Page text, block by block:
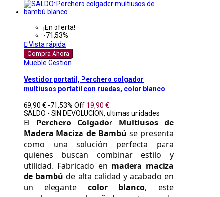
¡En oferta!
-71,53%
 Vista rápida
Compra Ahora
Mueble Gestion
Vestidor portatil, Perchero colgador
multiusos portatil con ruedas, color blanco
69,90 € -71,53% Off 19,90 €
SALDO - SIN DEVOLUCION, ultimas unidades
El Perchero Colgador Multiusos de
Madera Maciza de Bambú se presenta
como una solución perfecta para
quienes buscan combinar estilo y
utilidad. Fabricado en madera maciza
de bambú de alta calidad y acabado en
un elegante color blanco, este